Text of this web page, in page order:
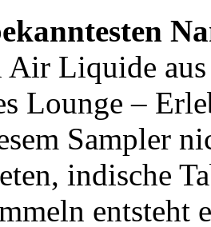
Air Liquide
Lounge –
Sampler
indische
entsteht